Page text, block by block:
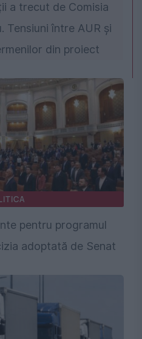
a trecut de Comisia
Tensiuni între AUR și
din proiect
pentru programul
adoptată de Senat